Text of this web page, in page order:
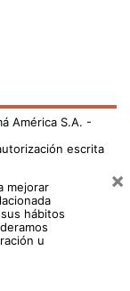
América S.A. -
escrita
mejorar
hábitos
u
×